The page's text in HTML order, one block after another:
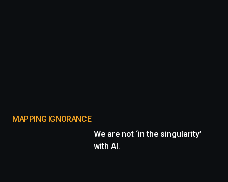
MAPPING IGNORANCE
We are not ‘in the singularity’
with AI.